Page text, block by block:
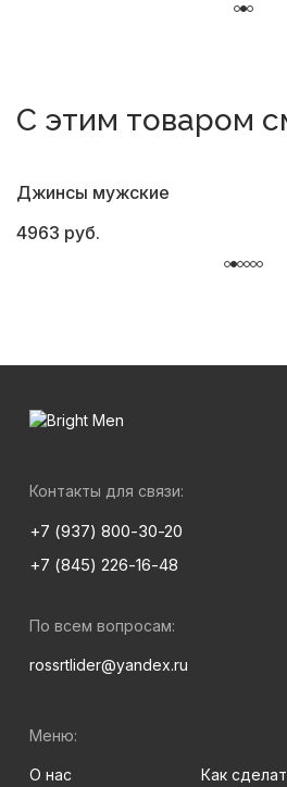
С этим товаром
Джинсы мужские
4963 руб.
Контакты для связи:
+7 (937) 800-30-20
+7 (845) 226-16-48
По всем вопросам:
rossrtlider@yandex.ru
Меню:
О нас
Как